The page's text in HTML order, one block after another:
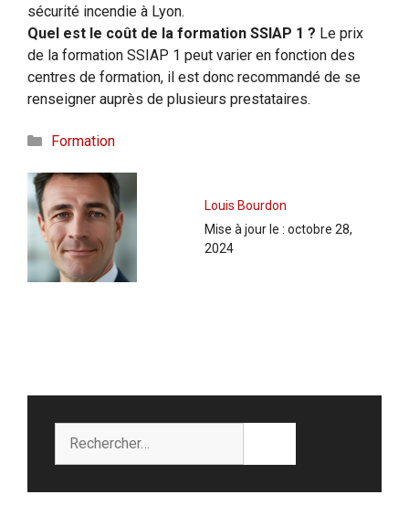
sécurité incendie à Lyon.
Quel est le coût de la formation SSIAP 1 ? Le prix
de la formation SSIAP 1 peut varier en fonction des
centres de formation, il est donc recommandé de se
renseigner auprès de plusieurs prestataires.
Catégories
Formation
Louis Bourdon
Mise à jour le : octobre 28,
2024